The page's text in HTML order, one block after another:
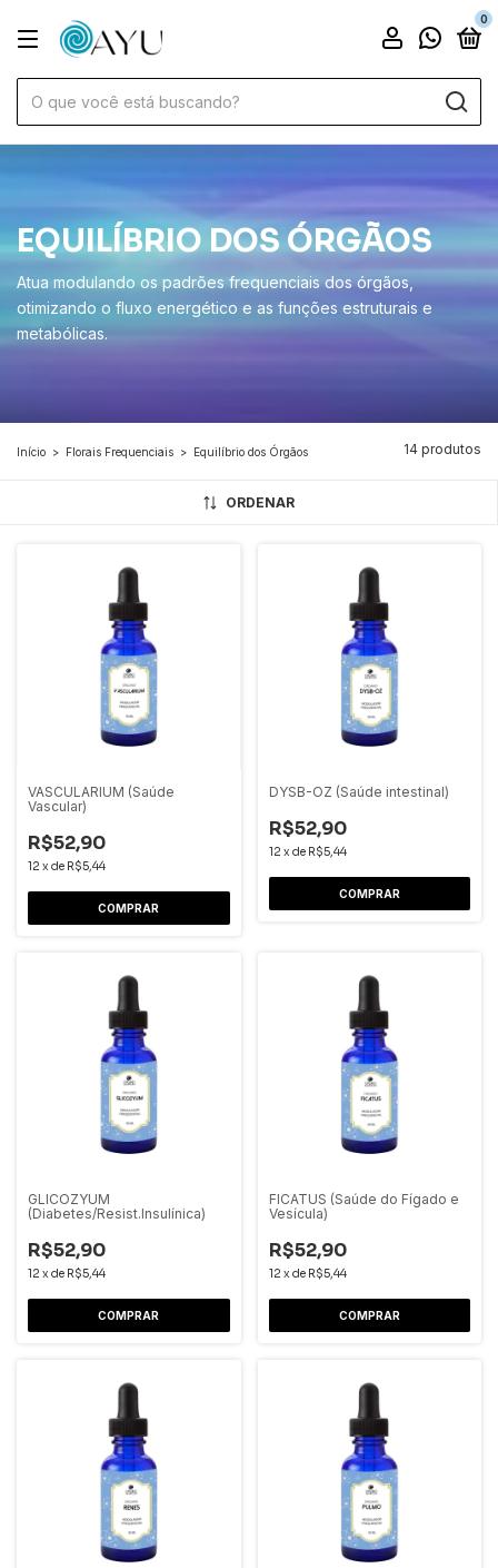
0
EQUILÍBRIO DOS ÓRGÃOS
Atua modulando os padrões frequenciais dos órgãos,
otimizando o fluxo energético e as funções estruturais e
metabólicas.
Início > Florais Frequenciais > Equilíbrio dos Órgãos 14 produtos
ORDENAR
VASCULARIUM (Saúde
Vascular)
R$52,90
12 x de R$5,44
DYSB-OZ (Saúde intestinal)
R$52,90
12 x de R$5,44
GLICOZYUM
(Diabetes/Resist.Insulínica)
R$52,90
12 x de R$5,44
FICATUS (Saúde do Fígado e
Vesícula)
R$52,90
12 x de R$5,44